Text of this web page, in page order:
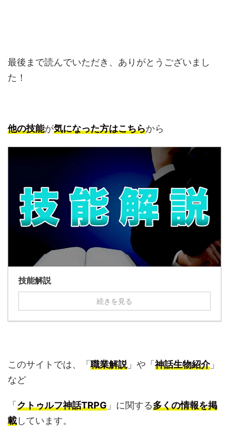
最後まで読んでいただき、ありがとうございまし
た！
他の技能が気になった方はこちらから
技能解説
続きを見る
このサイトでは、「 職業解説」や「 神話生物紹介」
など
「 クトゥルフ神話TRPG 」に関する多くの情報を掲
載しています。